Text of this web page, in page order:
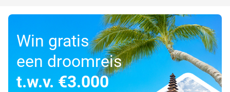
Win gratis
een droomreis
t.w.v. €3.000